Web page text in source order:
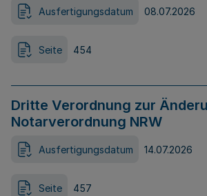
Ausfertigungsdatum 08.07.2026
Seite 454
Dritte Verordnung zur
Notarverordnung NRW
Ausfertigungsdatum 14.07.2026
Seite 457